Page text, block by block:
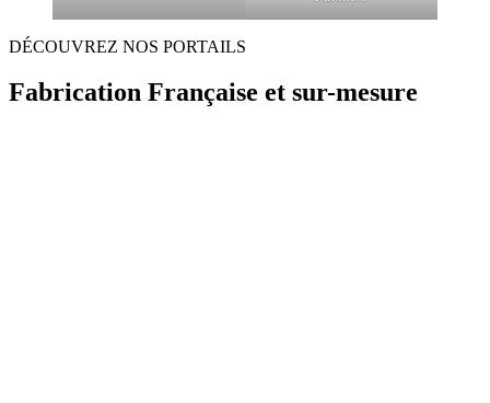
DÉCOUVREZ NOS PORTAILS
Fabrication Française et sur-mesure